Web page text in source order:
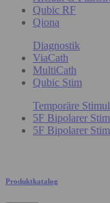
Qubic RF
Qiona
Diagnostik
ViaCath
MultiCath
Qubic Stim
Temporäre
5F Bipolarer
5F Bipolarer
Produktkatalog